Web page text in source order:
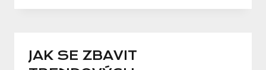
JAK SE ZBAVIT